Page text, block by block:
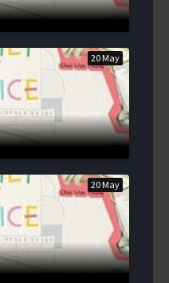
20 May
20 May